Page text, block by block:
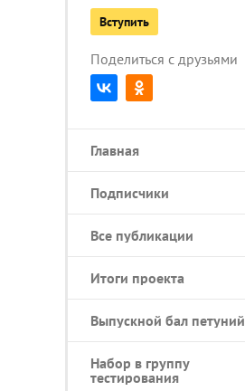
Вступить
Поделиться с друзьями
Главная
Подписчики
Все публикации
Итоги проекта
Выпускной бал петуний
Набор в группу
тестирования